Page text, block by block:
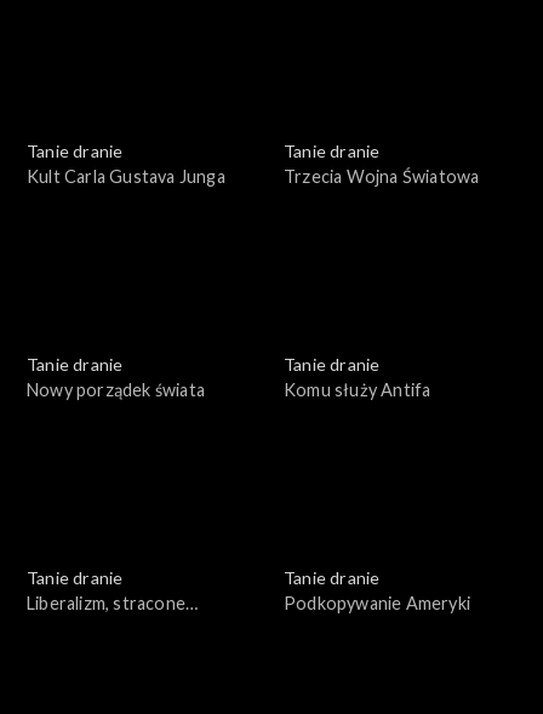
Tanie dranie
Kult Carla Gustava Junga
Tanie dranie
Trzecia Wojna Światowa
Tanie dranie
Nowy porządek świata
Tanie dranie
Komu służy Antifa
Tanie dranie
Liberalizm, stracone
Tanie dranie
Podkopywanie Ameryki